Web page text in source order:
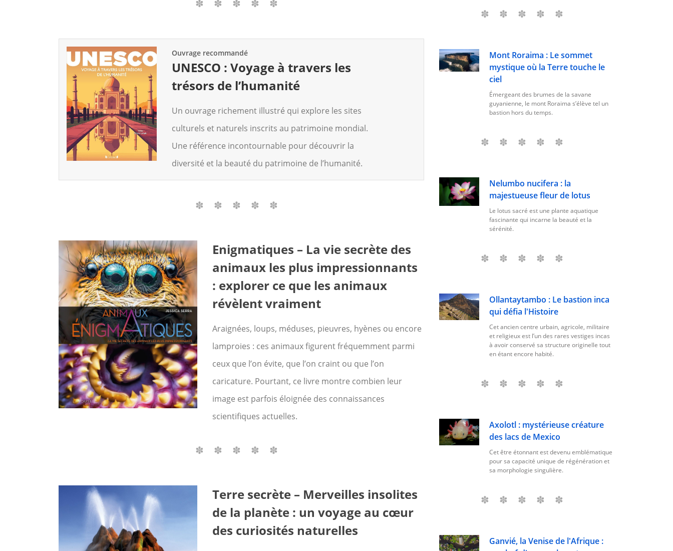
Ouvrage recommandé
UNESCO : Voyage à travers les
trésors de l’humanité
Un ouvrage richement illustré qui explore les sites
culturels et naturels inscrits au patrimoine mondial.
Une référence incontournable pour découvrir la
diversité et la beauté du patrimoine de l’humanité.
Enigmatiques – La vie secrète des
animaux les plus impressionnants
: explorer ce que les animaux
révèlent vraiment
Araignées, loups, méduses, pieuvres, hyènes ou encore
lamproies : ces animaux figurent fréquemment parmi
ceux que l’on évite, que l’on craint ou que l’on
caricature. Pourtant, ce livre montre combien leur
image est parfois éloignée des connaissances
scientifiques actuelles.
Terre secrète – Merveilles insolites
de la planète : un voyage au cœur
des curiosités naturelles
Mont Roraima : Le sommet
mystique où la Terre touche le
ciel
Émergeant des brumes de la savane
guyanienne, le mont Roraima s’élève tel un
bastion hors du temps.
Nelumbo nucifera : la
majestueuse fleur de lotus
Le lotus sacré est une plante aquatique
fascinante qui incarne la beauté et la
sérénité.
Ollantaytambo : Le bastion inca
qui défia l'Histoire
Cet ancien centre urbain, agricole, militaire
et religieux est l’un des rares vestiges incas
à avoir conservé sa structure originelle tout
en étant encore habité.
Axolotl : mystérieuse créature
des lacs de Mexico
Cet être étonnant est devenu emblématique
pour sa capacité unique de régénération et
sa morphologie singulière.
Ganvié, la Venise de l'Afrique :